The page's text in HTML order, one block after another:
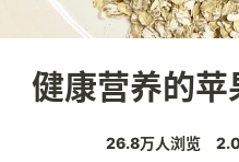
健康营养的苹
26.8万人浏览